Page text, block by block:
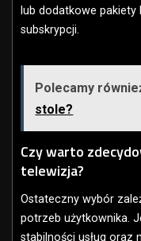
lub dodatkowe
subskrypcji.
Polecamy
stole?
Czy warto
telewizja?
Ostateczny wybór
potrzeb użytkownika.
stabilności usług oraz